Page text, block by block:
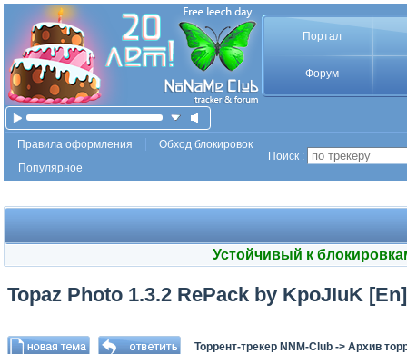
Портал
Форум
Правила оформления
Обход блокировок
Популярное
Поиск :
Устойчивый к
Topaz Photo 1.3.2 RePack by KpoJIuK [En]
Торрент-трекер NNM-Club -> Архив